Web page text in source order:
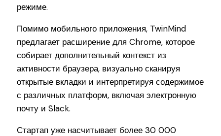
режиме.
Помимо мобильного приложения, TwinMind
предлагает расширение для Chrome, которое
собирает дополнительный контекст из
активности браузера, визуально сканируя
открытые вкладки и интерпретируя содержимое
с различных платформ, включая электронную
почту и Slack.
Стартап уже насчитывает более 30 000